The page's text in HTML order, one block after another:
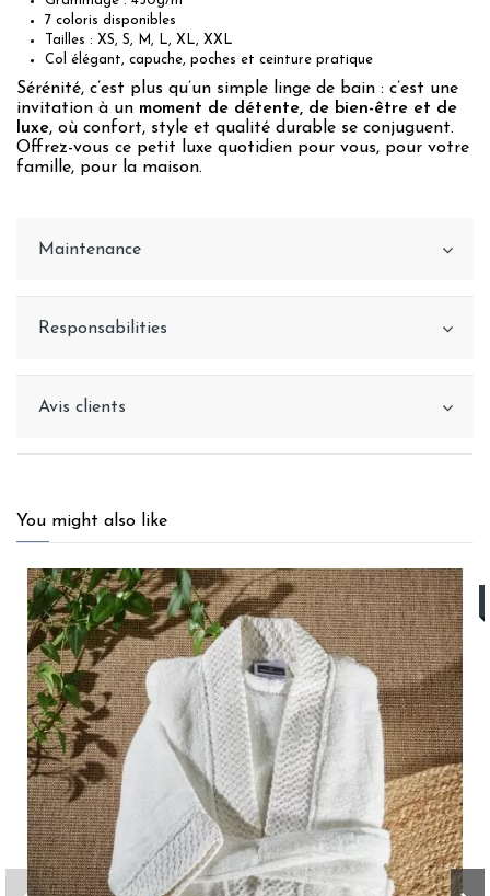
7 coloris disponibles
Tailles : XS, S, M, L, XL, XXL
Col élégant, capuche, poches et ceinture pratique
Sérénité, c’est plus qu’un simple linge de bain : c’est une
invitation à un moment de détente, de bien-être et de
luxe, où confort, style et qualité durable se conjuguent.
Offrez-vous ce petit luxe quotidien pour vous, pour votre
famille, pour la maison.
Maintenance
Responsabilities
Avis clients
You might also like